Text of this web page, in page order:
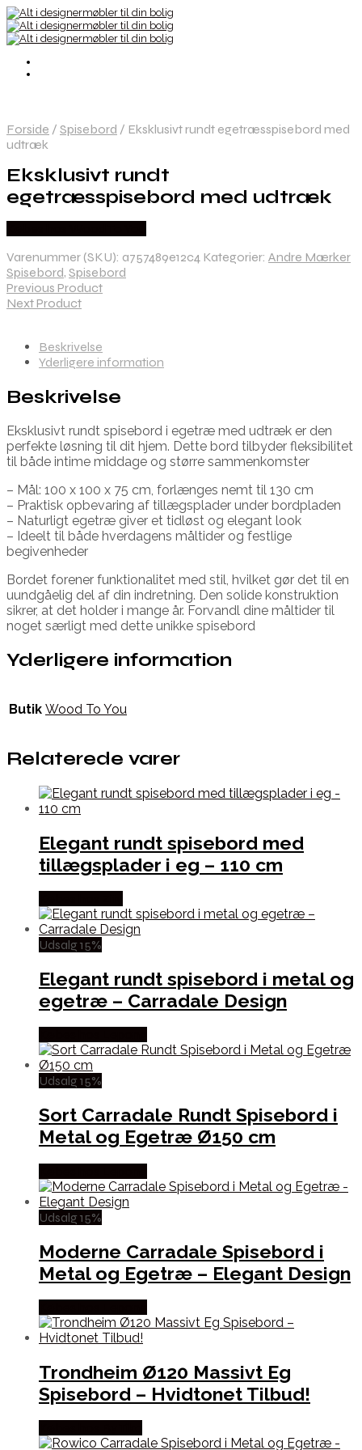
Forside / Spisebord / Eksklusivt rundt egetræsspisebord med
udtræk
Eksklusivt rundt
egetræsspisebord med udtræk
Varenummer (SKU): a757489e12c4 Kategorier: Andre Mærker
Spisebord, Spisebord
Previous Product
Next Product
Beskrivelse
Yderligere information
Beskrivelse
Eksklusivt rundt spisebord i egetræ med udtræk er den
perfekte løsning til dit hjem. Dette bord tilbyder fleksibilitet
til både intime middage og større sammenkomster
– Mål: 100 x 100 x 75 cm, forlænges nemt til 130 cm
– Praktisk opbevaring af tillægsplader under bordpladen
– Naturligt egetræ giver et tidløst og elegant look
– Ideelt til både hverdagens måltider og festlige
begivenheder
Bordet forener funktionalitet med stil, hvilket gør det til en
uundgåelig del af din indretning. Den solide konstruktion
sikrer, at det holder i mange år. Forvandl dine måltider til
noget særligt med dette unikke spisebord
Yderligere information
Butik Wood To You
Relaterede varer
Elegant rundt spisebord med
tillægsplader i eg – 110 cm
Udsalg 15%
Elegant rundt spisebord i metal og
egetræ – Carradale Design
Udsalg 15%
Sort Carradale Rundt Spisebord i
Metal og Egetræ Ø150 cm
Udsalg 15%
Moderne Carradale Spisebord i
Metal og Egetræ – Elegant Design
Trondheim Ø120 Massivt Eg
Spisebord – Hvidtonet Tilbud!